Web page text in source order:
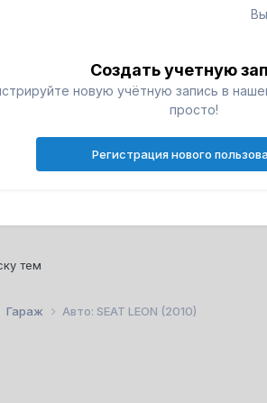
Создать учетную
новую учётную запись в
просто!
Регистрация нового
тем
Гараж Авто: SEAT LEON (2010)